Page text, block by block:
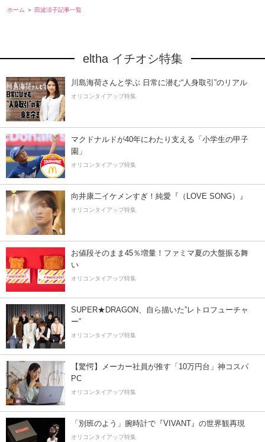
ホーム 田波涼子記事一覧
eltha イチオシ特集
川島海荷さんと学ぶ 日常に潜む“人身取引”のリアル
オリコンタイアップ特集
マクドナルドが40年にわたり支える「小学生の甲子
園」
オリコンタイアップ特集
向井康二イケメンすぎ！純愛『（LOVE SONG）』
オリコンタイアップ特集
お値段そのまま45％増量！ファミマ夏の大盤振る舞
い
オリコンタイアップ特集
SUPER★DRAGON、自ら描いた”レトロフューチャ
ー”
オリコンタイアップ特集
【驚愕】メーカー社員が推す「10万円台」神コスパ
PC
オリコンタイアップ特集
「別班のよう」腕時計で『VIVANT』の世界観再現
オリコンタイアップ特集